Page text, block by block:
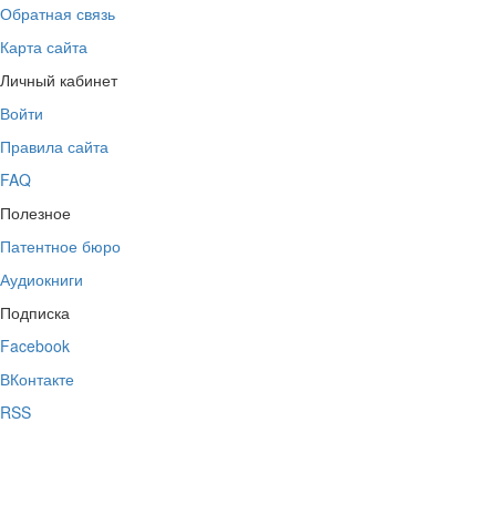
Обратная связь
Карта сайта
Личный кабинет
Войти
Правила сайта
FAQ
Полезное
Патентное бюро
Аудиокниги
Подписка
Facebook
ВКонтакте
RSS